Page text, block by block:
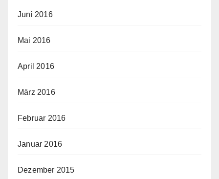
Juni 2016
Mai 2016
April 2016
März 2016
Februar 2016
Januar 2016
Dezember 2015